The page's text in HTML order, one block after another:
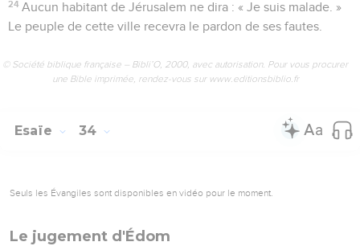
24 Aucun habitant de Jérusalem ne dira : « Je suis malade. »
Le peuple de cette ville recevra le pardon de ses fautes.
© Société biblique française – Bibli’O, 2000, avec autorisation. Pour vous procurer
une Bible imprimée, rendez-vous sur www.editionsbiblio.fr
Esaïe 34
Seuls les Évangiles sont disponibles en vidéo pour le moment.
Le jugement d'Édom